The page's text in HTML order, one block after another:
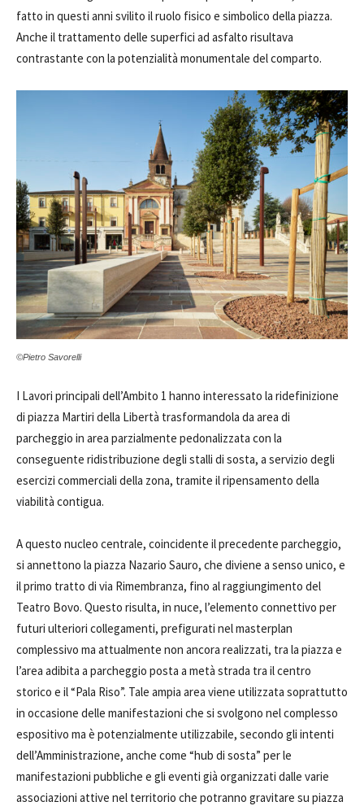
fatto in questi anni svilito il ruolo fisico e simbolico della piazza.
Anche il trattamento delle superfici ad asfalto risultava
contrastante con la potenzialità monumentale del comparto.
©Pietro Savorelli
I Lavori principali dell’Ambito 1 hanno interessato la ridefinizione
di piazza Martiri della Libertà trasformandola da area di
parcheggio in area parzialmente pedonalizzata con la
conseguente ridistribuzione degli stalli di sosta, a servizio degli
esercizi commerciali della zona, tramite il ripensamento della
viabilità contigua.
A questo nucleo centrale, coincidente il precedente parcheggio,
si annettono la piazza Nazario Sauro, che diviene a senso unico, e
il primo tratto di via Rimembranza, fino al raggiungimento del
Teatro Bovo. Questo risulta, in nuce, l’elemento connettivo per
futuri ulteriori collegamenti, prefigurati nel masterplan
complessivo ma attualmente non ancora realizzati, tra la piazza e
l’area adibita a parcheggio posta a metà strada tra il centro
storico e il “Pala Riso”. Tale ampia area viene utilizzata soprattutto
in occasione delle manifestazioni che si svolgono nel complesso
espositivo ma è potenzialmente utilizzabile, secondo gli intenti
dell’Amministrazione, anche come “hub di sosta” per le
manifestazioni pubbliche e gli eventi già organizzati dalle varie
associazioni attive nel territorio che potranno gravitare su piazza